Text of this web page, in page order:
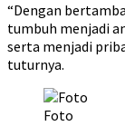
“Dengan
tumbuh menjadi
serta menjadi
tuturnya.
Foto